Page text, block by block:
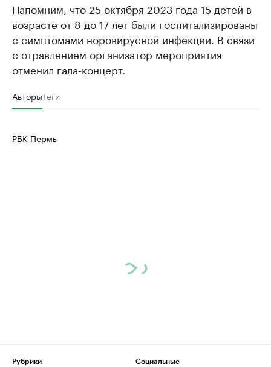
Напомним, что 25 октября 2023 года 15 детей в
возрасте от 8 до 17 лет были госпитализированы
с симптомами норовирусной инфекции. В связи
с отравлением организатор мероприятия
отменил гала-концерт.
АвторыТеги
РБК Пермь
Рубрики
Социальные